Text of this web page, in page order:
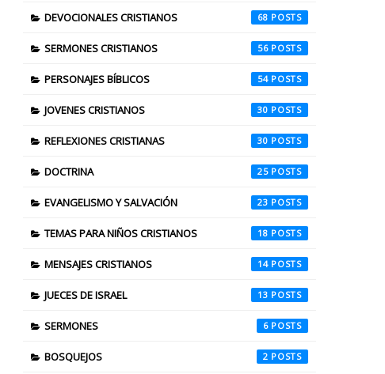
DEVOCIONALES CRISTIANOS 68
SERMONES CRISTIANOS 56
PERSONAJES BÍBLICOS 54
JOVENES CRISTIANOS 30
REFLEXIONES CRISTIANAS 30
DOCTRINA 25
EVANGELISMO Y SALVACIÓN 23
TEMAS PARA NIÑOS CRISTIANOS 18
MENSAJES CRISTIANOS 14
JUECES DE ISRAEL 13
SERMONES 6
BOSQUEJOS 2